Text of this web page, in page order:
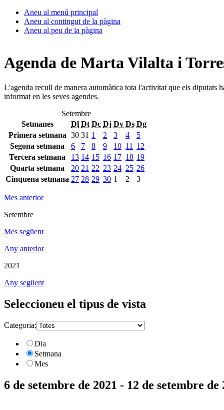
Aneu al menú principal
Aneu al contingut de la pàgina
Aneu al peu de la pàgina
Agenda de Marta Vilalta i
L'agenda recull de manera automàtica tota l'activitat que els diputats
informat en les seves agendes.
Setembre
Setmanes
Dl Dt Dc Dj Dv Ds Dg
Primera setmana 30 31 1 2 3 4
5
Segona setmana
6 7 8 9 10 11
12
Tercera setmana
13 14 15 16 17 18 19
Quarta setmana
20 21 22 23 24 25 26
Cinquena setmana 27 28 29 30 1 2 3
Mes anterior
Setembre
Mes següent
Any anterior
2021
Any següent
Seleccioneu el tipus de vista
Categoria:
Dia
Setmana
Mes
6 de setembre de 2021 - 12 de setembre de